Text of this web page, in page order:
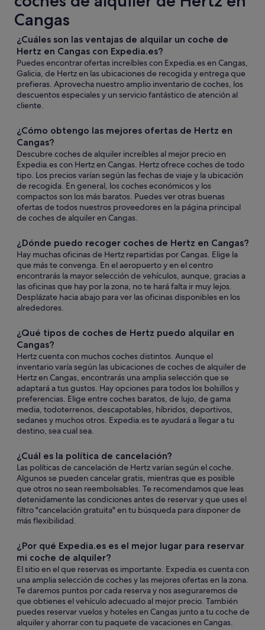
Cangas
¿Cuáles son las ventajas de alquilar un coche de
Hertz en Cangas con Expedia.es?
Puedes encontrar ofertas increíbles con Expedia.es en Cangas,
Galicia, de Hertz en las ubicaciones de recogida y entrega que
prefieras. Aprovecha nuestro amplio inventario de coches, los
descuentos especiales y un servicio fantástico de atención al
cliente.
¿Cómo obtengo las mejores ofertas de Hertz en
Cangas?
Descubre coches de alquiler increíbles al mejor precio en
Expedia.es con Hertz en Cangas. Hertz ofrece coches de todo
tipo. Los precios varían según las fechas de viaje y la ubicación
de recogida. En general, los coches económicos y los
compactos son los más baratos. Puedes ver otras buenas
ofertas de todos nuestros proveedores en la página principal
de coches de alquiler en Cangas.
¿Dónde puedo recoger coches de Hertz en Cangas?
Hay muchas oficinas de Hertz repartidas por Cangas. Elige la
que más te convenga. En el aeropuerto y en el centro
encontrarás la mayor selección de vehículos, aunque, gracias a
las oficinas que hay por la zona, no te hará falta ir muy lejos.
Desplázate hacia abajo para ver las oficinas disponibles en los
alrededores.
¿Qué tipos de coches de Hertz puedo alquilar en
Cangas?
Hertz cuenta con muchos coches distintos. Aunque el
inventario varía según las ubicaciones de coches de alquiler de
Hertz en Cangas, encontrarás una amplia selección que se
adaptará a tus gustos. Hay opciones para todos los bolsillos y
preferencias. Elige entre coches baratos, de lujo, de gama
media, todoterrenos, descapotables, híbridos, deportivos,
sedanes y muchos otros. Expedia.es te ayudará a llegar a tu
destino, sea cual sea.
¿Cuál es la política de cancelación?
Las políticas de cancelación de Hertz varían según el coche.
Algunos se pueden cancelar gratis, mientras que es posible
que otros no sean reembolsables. Te recomendamos que leas
detenidamente las condiciones antes de reservar y que uses el
filtro "cancelación gratuita" en tu búsqueda para disponer de
más flexibilidad.
¿Por qué Expedia.es es el mejor lugar para reservar
mi coche de alquiler?
El sitio en el que reservas es importante. Expedia.es cuenta con
una amplia selección de coches y las mejores ofertas en la zona.
Te daremos puntos por cada reserva y nos aseguraremos de
que obtienes el vehículo adecuado al mejor precio. También
puedes reservar vuelos y hoteles en Cangas junto a tu coche de
alquiler y ahorrar con tu paquete de vacaciones en Cangas.